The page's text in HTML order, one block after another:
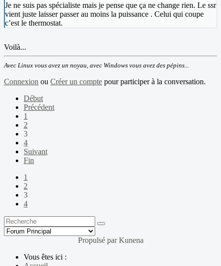
Je ne suis pas spécialiste mais je pense que ça ne change rien. Le ssr
vient juste laisser passer au moins la puissance . Celui qui coupe
c’est le thermostat.
Voilà...
Avec Linux vous avez un noyau, avec Windows vous avez des pépins...
Connexion ou Créer un compte pour participer à la conversation.
Début
Précédent
1
2
3
4
Suivant
Fin
1
2
3
4
Propulsé parKunena
Vous êtes ici :